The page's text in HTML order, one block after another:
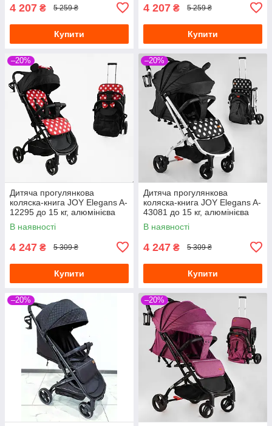
4 207 ₴ 5 259 ₴
Купити
4 207 ₴ 5 259 ₴
Купити
–20%
Дитяча прогулянкова
коляска-книга JOY Elegans A-
12295 до 15 кг, алюмінієва
рама, футкавер, підсклянник,
телескопічна ручка,
В наявності
4 247 ₴ 5 309 ₴
Купити
–20%
Дитяча прогулянкова
коляска-книга JOY Elegans A-
43081 до 15 кг, алюмінієва
рама, підсклянник
В наявності
4 247 ₴ 5 309 ₴
Купити
–20% –20%